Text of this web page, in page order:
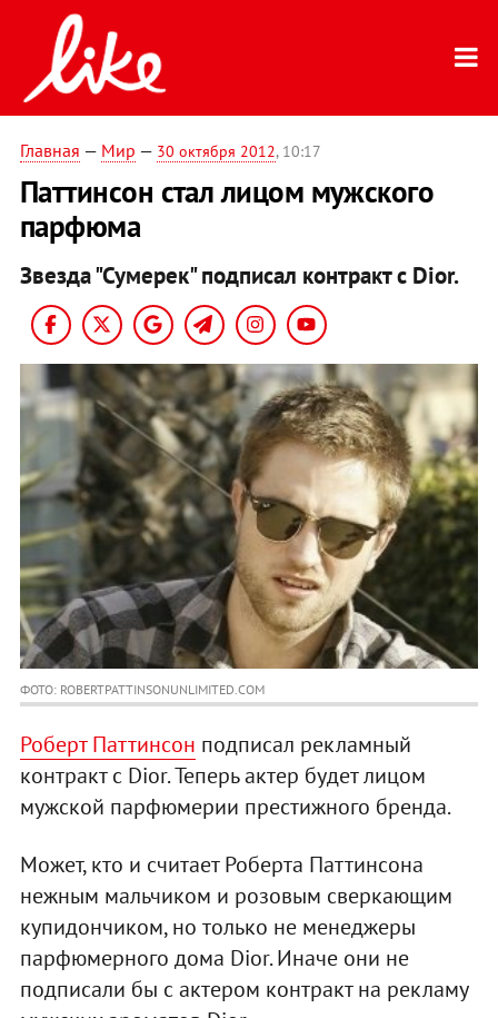
Главная — Мир — 30 октября 2012, 10:17
Паттинсон стал лицом мужского
парфюма
Звезда "Сумерек" подписал контракт с Dior.
ФОТО: ROBERTPATTINSONUNLIMITED.COM
Роберт Паттинсон подписал рекламный
контракт с Dior. Теперь актер будет лицом
мужской парфюмерии престижного бренда.
Может, кто и считает Роберта Паттинсона
нежным мальчиком и розовым сверкающим
купидончиком, но только не менеджеры
парфюмерного дома Dior. Иначе они не
подписали бы с актером контракт на рекламу